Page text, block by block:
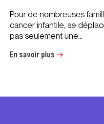
Pour de nombreuses
cancer infantile, se
pas seulement une...
En savoir plus